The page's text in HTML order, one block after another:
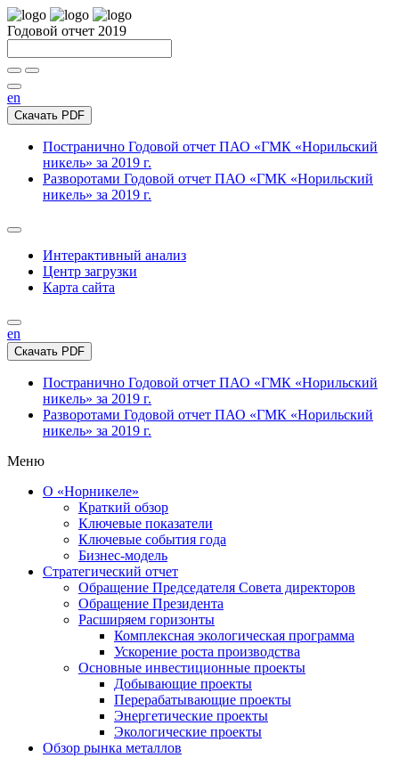
Годовой отчет 2019
en
Скачать PDF
Постранично Годовой отчет ПАО «ГМК «Норильский
никель» за 2019 г.
Разворотами Годовой отчет ПАО «ГМК «Норильский
никель» за 2019 г.
Интерактивный анализ
Центр загрузки
Карта сайта
en
Скачать PDF
Постранично Годовой отчет ПАО «ГМК «Норильский
никель» за 2019 г.
Разворотами Годовой отчет ПАО «ГМК «Норильский
никель» за 2019 г.
Меню
О «Норникеле»
Краткий обзор
Ключевые показатели
Ключевые события года
Бизнес-модель
Стратегический отчет
Обращение Председателя Совета директоров
Обращение Президента
Расширяем горизонты
Комплексная экологическая программа
Ускорение роста производства
Основные инвестиционные проекты
Добывающие проекты
Перерабатывающие проекты
Энергетические проекты
Экологические проекты
Обзор рынка металлов